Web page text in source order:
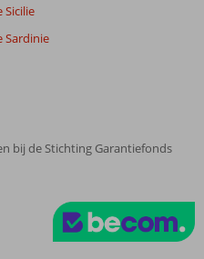
Sicilie
Sardinie
bij de Stichting Garantiefonds